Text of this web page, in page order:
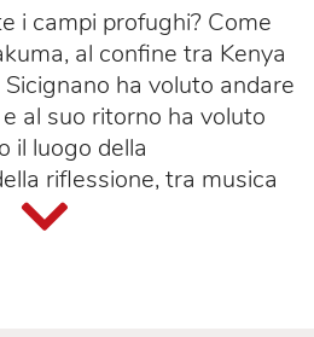
i campi profughi? Come
al confine tra Kenya
ha voluto andare
al suo ritorno ha voluto
il luogo della
riflessione, tra musica